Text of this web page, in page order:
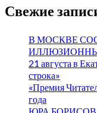
Свежие
В МОСКВЕ
21 августа в
строка»
«Премия
года